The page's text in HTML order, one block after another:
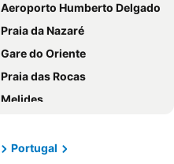
Flag Hotel Lisboa Oeiras
Eurostars Cascais
Hotel Riviera Carcavelos
Amazonia Jamor Hotel
SANA Metropolitan Hotel
EVOLUTION Cascais-Estoril Hotel
Aeroporto Humberto Delgado
Praia da Nazaré
Gare do Oriente
Praia das Rocas
Melides
Praia de Buarcos
Portugal